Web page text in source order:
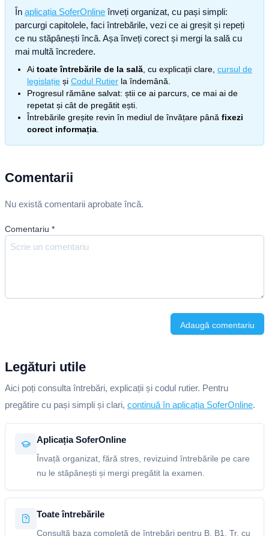
În aplicația SoferOnline înveți organizat, cu pași simpli:
parcurgi capitolele, faci întrebările, vezi ce ai greșit și repeți
ce nu stăpânești încă. Așa înveți corect și mergi la sală cu
mai multă încredere.
Ai toate întrebările de la sală , cu explicații clare, cursul de
legislație și Codul Rutier la îndemână.
Progresul rămâne salvat: știi ce ai parcurs, ce mai ai de
repetat și cât de pregătit ești.
Întrebările greșite revin în mediul de învățare până fixezi
corect informația
Comentarii
Nu există comentarii aprobate încă.
Comentariu *
Adaugă comentariu
Legături utile
Aici poți consulta întrebări, explicații și codul rutier. Pentru
pregătire cu pași simpli și clari, continuă în aplicația SoferOnline.
Aplicația SoferOnline
Învață organizat, fără stres, revizuind întrebările pe care
nu le stăpânești și mergi pregătit la examen.
Toate întrebările
Consultă baza completă de întrebări pentru B, B1, Tr, cu